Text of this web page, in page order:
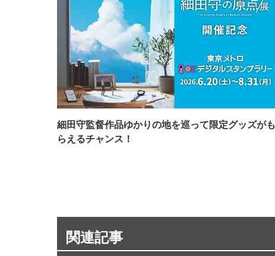
細田守監督作品ゆかりの地を巡って限定グッズがも
らえるチャンス！
関連記事